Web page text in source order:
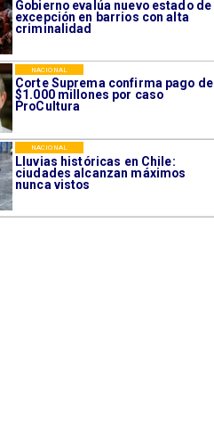
Gobierno evalúa nuevo estado de
excepción en barrios con alta
criminalidad
Corte Suprema confirma pago de
$1.000 millones por caso
ProCultura
NACIONAL
Lluvias históricas en Chile:
ciudades alcanzan máximos
nunca vistos
NACIONAL